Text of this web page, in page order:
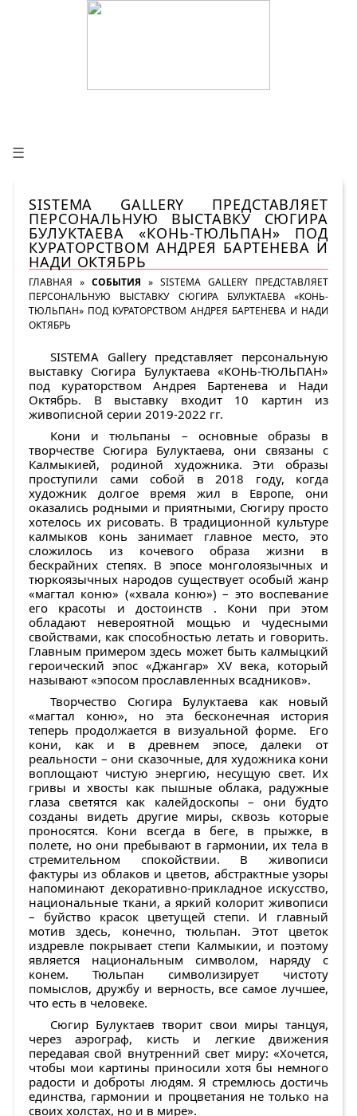
☰
SISTEMA GALLERY ПРЕДСТАВЛЯЕТ
ПЕРСОНАЛЬНУЮ ВЫСТАВКУ СЮГИРА
БУЛУКТАЕВА «КОНЬ-ТЮЛЬПАН» ПОД
КУРАТОРСТВОМ АНДРЕЯ БАРТЕНЕВА И
НАДИ ОКТЯБРЬ
ГЛАВНАЯ » СОБЫТИЯ » SISTEMA GALLERY ПРЕДСТАВЛЯЕТ
ПЕРСОНАЛЬНУЮ ВЫСТАВКУ СЮГИРА БУЛУКТАЕВА «КОНЬ-
ТЮЛЬПАН» ПОД КУРАТОРСТВОМ АНДРЕЯ БАРТЕНЕВА И НАДИ
ОКТЯБРЬ
SISTEMA Gallery представляет персональную
выставку Сюгира Булуктаева «КОНЬ-ТЮЛЬПАН»
под кураторством Андрея Бартенева и Нади
Октябрь. В выставку входит 10 картин из
живописной серии 2019-2022 гг.
Кони и тюльпаны – основные образы в
творчестве Сюгира Булуктаева, они связаны с
Калмыкией, родиной художника. Эти образы
проступили сами собой в 2018 году, когда
художник долгое время жил в Европе, они
оказались родными и приятными, Сюгиру просто
хотелось их рисовать. В традиционной культуре
калмыков конь занимает главное место, это
сложилось из кочевого образа жизни в
бескрайних степях. В эпосе монголоязычных и
тюркоязычных народов существует особый жанр
«магтал коню» («хвала коню») – это воспевание
его красоты и достоинств . Кони при этом
обладают невероятной мощью и чудесными
свойствами, как способностью летать и говорить.
Главным примером здесь может быть калмыцкий
героический эпос «Джангар» XV века, который
называют «эпосом прославленных всадников».
Творчество Сюгира Булуктаева как новый
«магтал коню», но эта бесконечная история
теперь продолжается в визуальной форме. Его
кони, как и в древнем эпосе, далеки от
реальности – они сказочные, для художника кони
воплощают чистую энергию, несущую свет. Их
гривы и хвосты как пышные облака, радужные
глаза светятся как калейдоскопы – они будто
созданы видеть другие миры, сквозь которые
проносятся. Кони всегда в беге, в прыжке, в
полете, но они пребывают в гармонии, их тела в
стремительном спокойствии. В живописи
фактуры из облаков и цветов, абстрактные узоры
напоминают декоративно-прикладное искусство,
национальные ткани, а яркий колорит живописи
– буйство красок цветущей степи. И главный
мотив здесь, конечно, тюльпан. Этот цветок
издревле покрывает степи Калмыкии, и поэтому
является национальным символом, наряду с
конем. Тюльпан символизирует чистоту
помыслов, дружбу и верность, все самое лучшее,
что есть в человеке.
Сюгир Булуктаев творит свои миры танцуя,
через аэрограф, кисть и легкие движения
передавая свой внутренний свет миру: «Хочется,
чтобы мои картины приносили хотя бы немного
радости и доброты людям. Я стремлюсь достичь
единства, гармонии и процветания не только на
своих холстах, но и в мире».